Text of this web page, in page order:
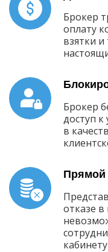
Брокер
оплату
взятки и
Брокер
доступ к
в
Прямой
отказе
кабинету